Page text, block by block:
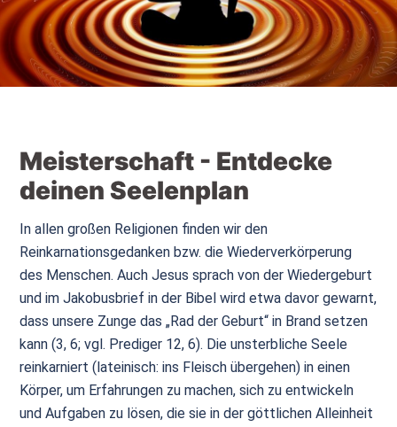
Meisterschaft - Entdecke
deinen Seelenplan
In allen großen Religionen finden wir den
Reinkarnationsgedanken bzw. die Wiederverkörperung
des Menschen. Auch Jesus sprach von der Wiedergeburt
und im Jakobusbrief in der Bibel wird etwa davor gewarnt,
dass unsere Zunge das „Rad der Geburt“ in Brand setzen
kann (3, 6; vgl. Prediger 12, 6). Die unsterbliche Seele
reinkarniert (lateinisch: ins Fleisch übergehen) in einen
Körper, um Erfahrungen zu machen, sich zu entwickeln
und Aufgaben zu lösen, die sie in der göttlichen Alleinheit